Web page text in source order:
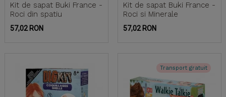
Kit de sapat Buki France -
Roci din spatiu
Pret
57,02 RON
Kit de sapat Buki France -
Roci si Minerale
Pret
57,02 RON
Transport gratuit